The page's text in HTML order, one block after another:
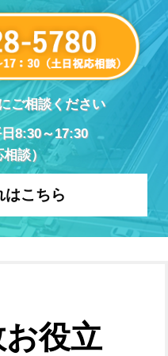
ご相談ください
8:30～17:30
相談）
はこちら
役立